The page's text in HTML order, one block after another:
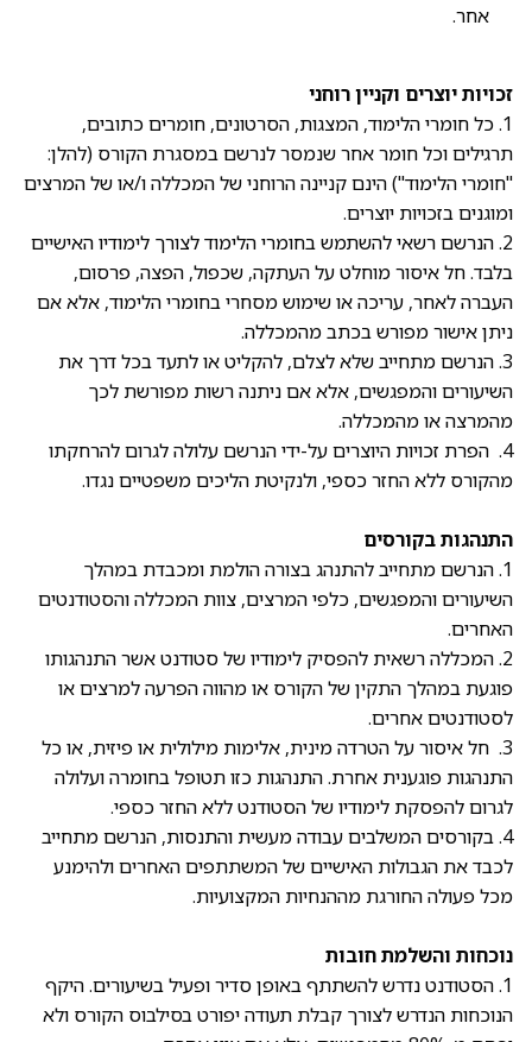
אחר.
זכויות יוצרים וקניין רוחני
1. כל חומרי הלימוד, המצגות, הסרטונים, חומרים כתובים,
תרגילים וכל חומר אחר שנמסר לנרשם במסגרת הקורס (להלן:
"חומרי הלימוד") הינם קניינה הרוחני של המכללה ו/או של המרצים
ומוגנים בזכויות יוצרים.
2. הנרשם רשאי להשתמש בחומרי הלימוד לצורך לימודיו האישיים
בלבד. חל איסור מוחלט על העתקה, שכפול, הפצה, פרסום,
העברה לאחר, עריכה או שימוש מסחרי בחומרי הלימוד, אלא אם
ניתן אישור מפורש בכתב מהמכללה.
3. הנרשם מתחייב שלא לצלם, להקליט או לתעד בכל דרך את
השיעורים והמפגשים, אלא אם ניתנה רשות מפורשת לכך
מהמרצה או מהמכללה.
4. הפרת זכויות היוצרים על-ידי הנרשם עלולה לגרום להרחקתו
מהקורס ללא החזר כספי, ולנקיטת הליכים משפטיים נגדו.
התנהגות בקורסים
1. הנרשם מתחייב להתנהג בצורה הולמת ומכבדת במהלך
השיעורים והמפגשים, כלפי המרצים, צוות המכללה והסטודנטים
האחרים.
2. המכללה רשאית להפסיק לימודיו של סטודנט אשר התנהגותו
פוגעת במהלך התקין של הקורס או מהווה הפרעה למרצים או
לסטודנטים אחרים.
3. חל איסור על הטרדה מינית, אלימות מילולית או פיזית, או כל
התנהגות פוגענית אחרת. התנהגות כזו תטופל בחומרה ועלולה
לגרום להפסקת לימודיו של הסטודנט ללא החזר כספי.
4. בקורסים המשלבים עבודה מעשית והתנסות, הנרשם מתחייב
לכבד את הגבולות האישיים של המשתתפים האחרים ולהימנע
מכל פעולה החורגת מההנחיות המקצועיות.
נוכחות והשלמת חובות
1. הסטודנט נדרש להשתתף באופן סדיר ופעיל בשיעורים. היקף
הנוכחות הנדרש לצורך קבלת תעודה יפורט בסילבוס הקורס ולא